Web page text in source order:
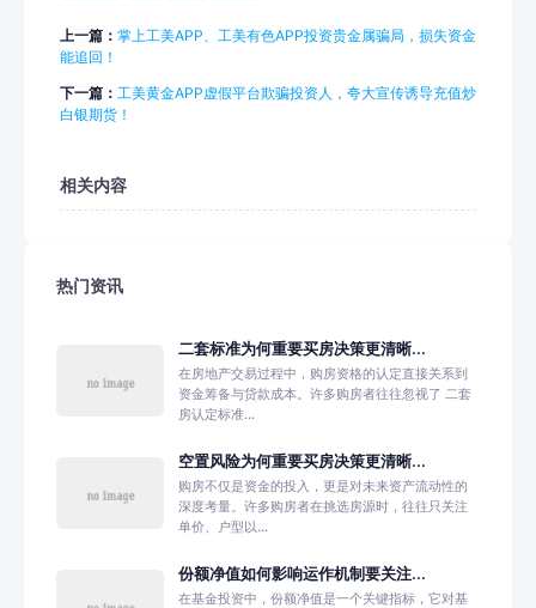
上一篇： 掌上工美APP、工美有色APP投资贵金属骗局，损失资金
能追回！
下一篇： 工美黄金APP虚假平台欺骗投资人，夸大宣传诱导充值炒
白银期货！
相关内容
热门资讯
二套标准为何重要买房决策更清晰...
在房地产交易过程中，购房资格的认定直接关系到
资金筹备与贷款成本。许多购房者往往忽视了 二套
房认定标准...
空置风险为何重要买房决策更清晰...
购房不仅是资金的投入，更是对未来资产流动性的
深度考量。许多购房者在挑选房源时，往往只关注
单价、户型以...
份额净值如何影响运作机制要关注...
在基金投资中，份额净值是一个关键指标，它对基